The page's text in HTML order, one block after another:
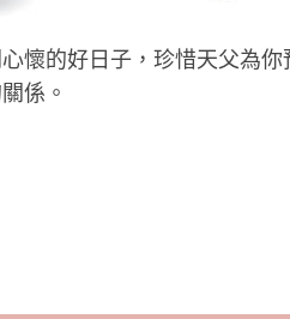
懷的好日子，珍惜天父為你
係。